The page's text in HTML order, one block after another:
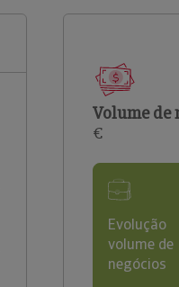
Volume de
€
Evolução
volume de
negócios